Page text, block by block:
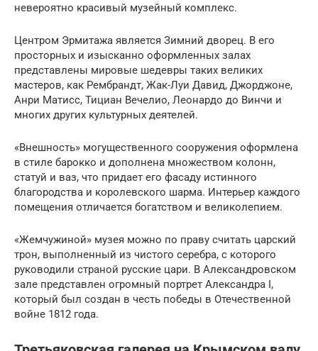
невероятно красивый музейный комплекс.
Центром Эрмитажа является Зимний дворец. В его
просторных и изысканно оформленных залах
представлены мировые шедевры таких великих
мастеров, как Рембрандт, Жак-Луи Давид, Джорджоне,
Анри Матисс, Тициан Вечелио, Леонардо до Винчи и
многих других культурных деятелей.
«Внешность» могущественного сооружения оформлена
в стиле барокко и дополнена множеством колонн,
статуй и ваз, что придает его фасаду истинного
благородства и королевского шарма. Интерьер каждого
помещения отличается богатством и великолепием.
«Жемчужиной» музея можно по праву считать царский
трон, выполненный из чистого серебра, с которого
руководили страной русские цари. В Александровском
зале представлен огромный портрет Александра I,
который был создан в честь победы в Отечественной
войне 1812 года.